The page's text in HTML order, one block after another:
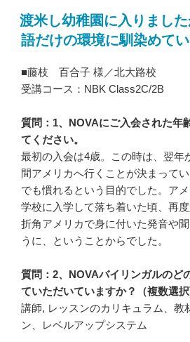
渡米し幼稚園に入りまし
語だけの環境に馴染めて
■藤枝 百合子 様／北大路校
受講コース：NBK Class2C/2B
質問：1、NOVAにご入会された年
てください。
最初の入会は4歳。この時は、翌年
間アメリカへ行くことが決まって
でも慣れるという目的でした。ア
学校に入学して落ち着いた頃、再度
折角アメリカで身に付いた発音や
うに、ということからでした。
質問：2、NOVAバイリンガルのど
ていただいていますか？（複数選択
講師, レッスンのカリキュラム、教
ン、レベルアップシステム